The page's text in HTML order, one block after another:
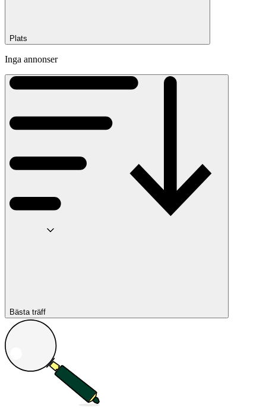
Plats
Inga annonser
Bästa träff